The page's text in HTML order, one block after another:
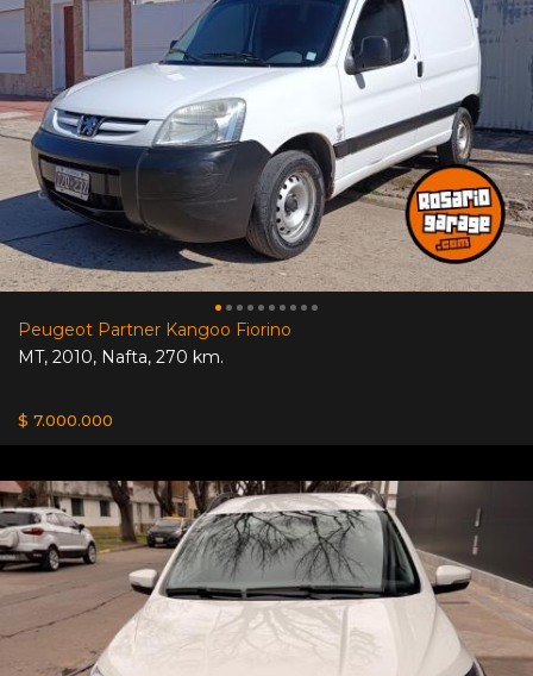
Peugeot Partner Kangoo Fiorino
MT, 2010, Nafta, 270 km.
$ 7.000.000